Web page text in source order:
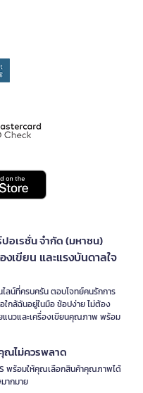
ปอเรชั่น จำกัด (มหาชน)
เขียน และแรงบันดาลใจ
ลน์ที่ครบครัน ตอบโจทย์คนรักการ
ใกล้ฉันอยู่ในมือ ช้อปง่าย ไม่ต้อง
แนวและเครื่องเขียนคุณภาพ พร้อม
ณไม่ควรพลาด
พร้อมให้คุณเลือกสินค้าคุณภาพได้
ากมาย